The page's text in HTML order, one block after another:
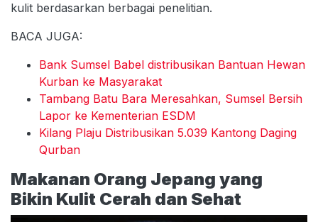
kulit berdasarkan berbagai penelitian.
BACA JUGA:
Bank Sumsel Babel distribusikan Bantuan Hewan
Kurban ke Masyarakat
Tambang Batu Bara Meresahkan, Sumsel Bersih
Lapor ke Kementerian ESDM
Kilang Plaju Distribusikan 5.039 Kantong Daging
Qurban
Makanan Orang Jepang yang
Bikin Kulit Cerah dan Sehat